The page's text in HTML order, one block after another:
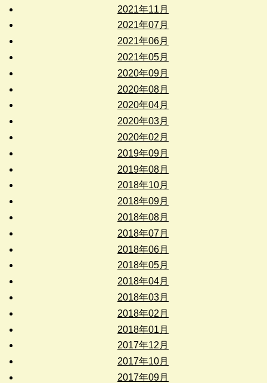
2021年11月
2021年07月
2021年06月
2021年05月
2020年09月
2020年08月
2020年04月
2020年03月
2020年02月
2019年09月
2019年08月
2018年10月
2018年09月
2018年08月
2018年07月
2018年06月
2018年05月
2018年04月
2018年03月
2018年02月
2018年01月
2017年12月
2017年10月
2017年09月